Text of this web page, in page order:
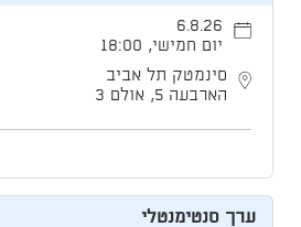
6.8.26
יום חמישי, 18:00
סינמטק תל אביב
הארבעה 5, אולם 3
ערך סנטימנטלי